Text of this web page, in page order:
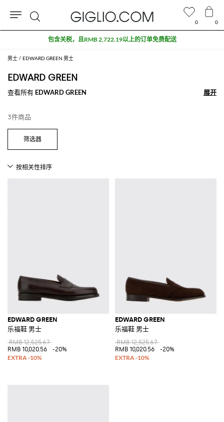
男士 EDWARD GREEN 男士
EDWARD GREEN
查看所有 EDWARD GREEN 展开
展开
3件商品
EDWARD GREEN
乐福鞋 男士
RMB 12,525.67
RMB 10,020.56
-20%
EDWARD GREEN
乐福鞋 男士
RMB 12,525.67
RMB 10,020.56
-20%
0 0
包含关税，且RMB 2,722.19以上的订单免费配送